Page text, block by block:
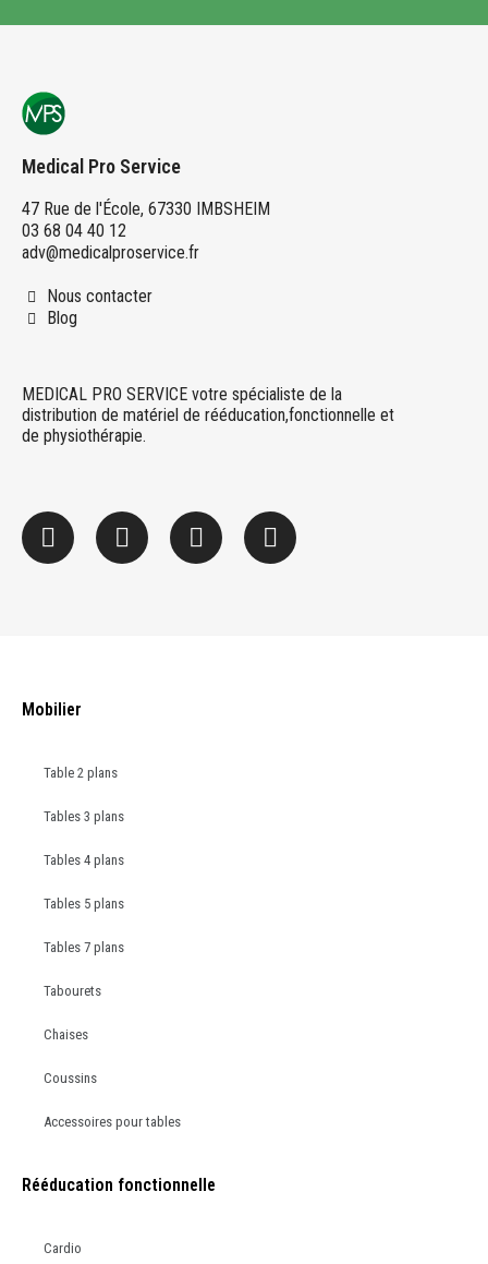
Medical Pro Service
47 Rue de l'École, 67330 IMBSHEIM
03 68 04 40 12
adv@medicalproservice.fr
Nous contacter
Blog
MEDICAL PRO SERVICE votre spécialiste de la
distribution de matériel de rééducation,fonctionnelle et
de physiothérapie.
Mobilier
Table 2 plans
Tables 3 plans
Tables 4 plans
Tables 5 plans
Tables 7 plans
Tabourets
Chaises
Coussins
Accessoires pour tables
Rééducation fonctionnelle
Cardio